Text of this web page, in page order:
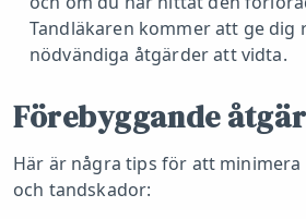
Tandläkaren kommer att ge dig
nödvändiga åtgärder att vidta.
Förebyggande
Här är några tips för att
och tandskador: